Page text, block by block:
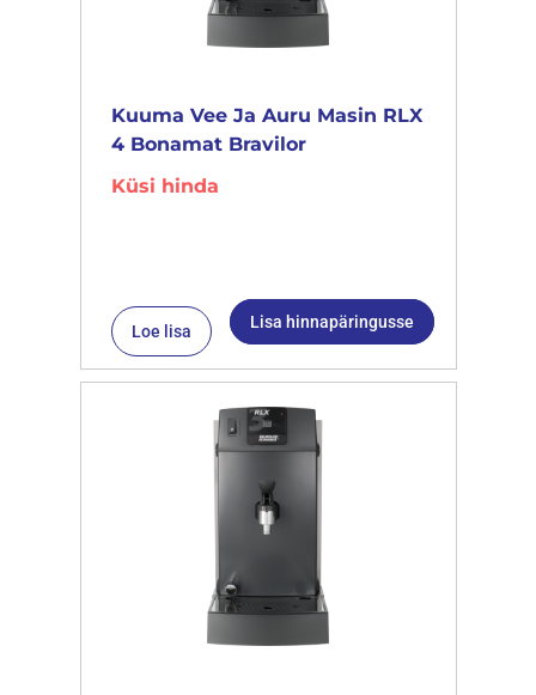
Kuuma Vee Ja Auru Masin RLX
4 Bonamat Bravilor
Küsi hinda
Loe lisa Lisa hinnapäringusse